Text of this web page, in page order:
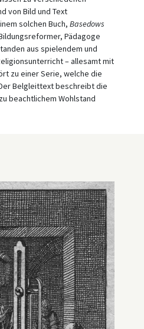
von Bild und Text
solchen Buch, Basedows
Pädagoge
aus spielendem und
– allesamt mit
zu einer Serie, welche die
Belgleittext beschreibt die
beachtlichem Wohlstand